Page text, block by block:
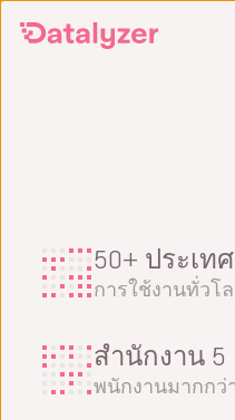
50+ ประเทศ
การใช้งานทั่วโ
สำนักงาน 5
พนักงานมากกว่